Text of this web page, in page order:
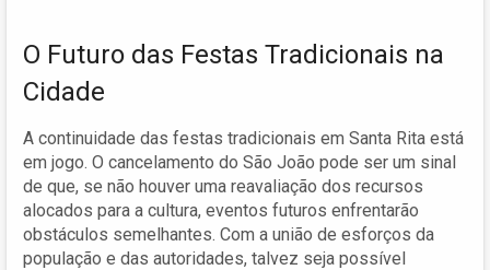
O Futuro das Festas Tradicionais na
Cidade
A continuidade das festas tradicionais em Santa Rita está
em jogo. O cancelamento do São João pode ser um sinal
de que, se não houver uma reavaliação dos recursos
alocados para a cultura, eventos futuros enfrentarão
obstáculos semelhantes. Com a união de esforços da
população e das autoridades, talvez seja possível